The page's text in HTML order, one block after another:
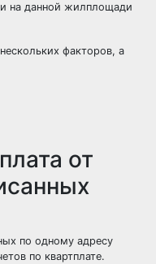
на данной жилплощади
факторов, а
от
по одному адресу
по квартплате.